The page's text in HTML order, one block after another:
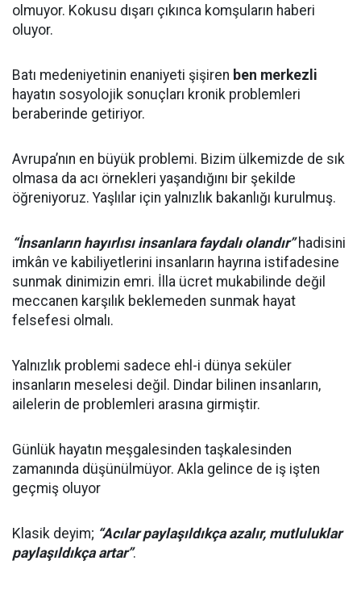
olmuyor. Kokusu dışarı çıkınca komşuların haberi
oluyor.
Batı medeniyetinin enaniyeti şişiren ben merkezli
hayatın sosyolojik sonuçları kronik problemleri
beraberinde getiriyor.
Avrupa’nın en büyük problemi. Bizim ülkemizde de sık
olmasa da acı örnekleri yaşandığını bir şekilde
öğreniyoruz. Yaşlılar için yalnızlık bakanlığı kurulmuş.
“İnsanların hayırlısı insanlara faydalı olandır”hadisini
imkân ve kabiliyetlerini insanların hayrına istifadesine
sunmak dinimizin emri. İlla ücret mukabilinde değil
meccanen karşılık beklemeden sunmak hayat
felsefesi olmalı.
Yalnızlık problemi sadece ehl-i dünya seküler
insanların meselesi değil. Dindar bilinen insanların,
ailelerin de problemleri arasına girmiştir.
Günlük hayatın meşgalesinden taşkalesinden
zamanında düşünülmüyor. Akla gelince de iş işten
geçmiş oluyor
Klasik deyim; “Acılar paylaşıldıkça azalır, mutluluklar
paylaşıldıkça artar”.